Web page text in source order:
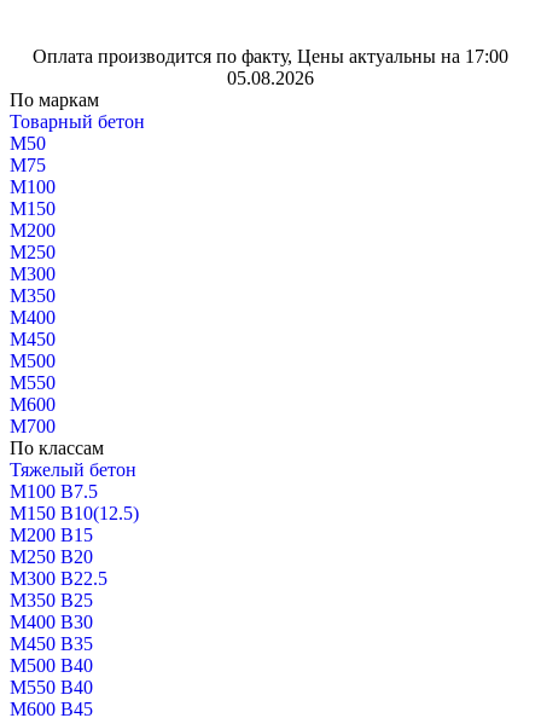
Оплата производится по факту, Цены актуальны на 17:00
05.08.2026
По маркам
Товарный бетон
М50
М75
М100
М150
М200
М250
М300
М350
М400
М450
М500
М550
М600
М700
По классам
Тяжелый бетон
М100 В7.5
М150 В10(12.5)
М200 В15
М250 В20
М300 В22.5
М350 В25
М400 В30
М450 В35
М500 В40
М550 В40
М600 В45